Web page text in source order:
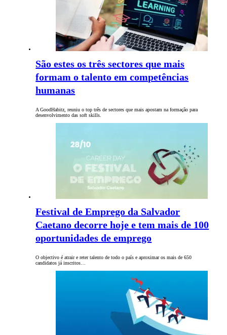
São estes os três sectores que mais
formam o talento em competências
humanas
A GoodHabitz, reuniu o top três de sectores que mais apostam na formação para
desenvolvimento das soft skills.
Festival de Emprego da Salvador
Caetano decorre hoje e tem mais de 100
oportunidades de emprego
O objectivo é atrair e reter talento de todo o país e aproximar os mais de 650
candidatos já inscritos…